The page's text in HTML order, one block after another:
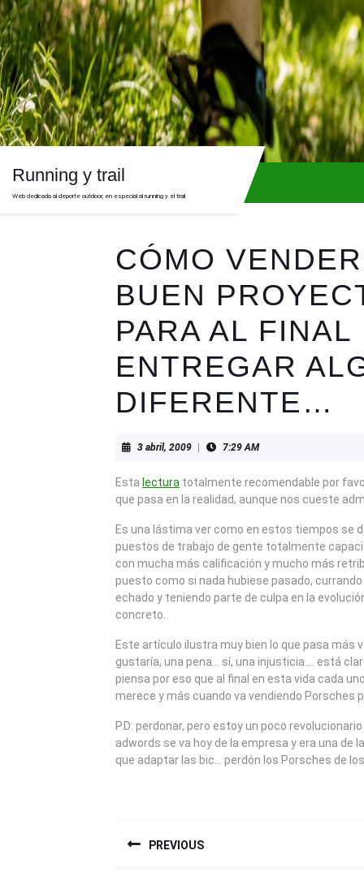
Skip
to
content
Running y trail
Web dedicada al deporte outdoor, en especial al running y el trail
CÓMO
BUEN
PARA AL FINAL
ENTREGAR
DIFERENTE…
3 abril, 20093
2009
7:29 AM
Esta lectura totalmente recomendable por
que pasa en la realidad, aunque nos cueste
Es una lástima ver como en estos tiempos se
puestos de trabajo de gente totalmente
con mucha más calificación y mucho más
puesto como si nada hubiese pasado,
echado y teniendo parte de culpa en la
concreto.
Este artículo ilustra muy bien lo que pasa más
gustaría, una pena… sí, una injusticia…. está
piensa por eso que al final en esta vida cada
merece y más cuando va vendiendo Porsches
P.D: perdonar, pero estoy un poco
adwords se va hoy de la empresa y era una de
que adaptar las bic… perdón los Porsches de
DEPREVIOUS